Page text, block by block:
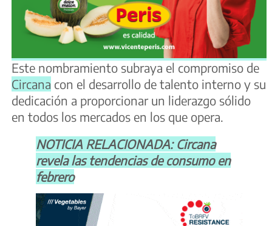
Este nombramiento subraya el compromiso de
Circana con el desarrollo de talento interno y su
dedicación a proporcionar un liderazgo sólido
en todos los mercados en los que opera.
NOTICIA RELACIONADA: Circana
revela las tendencias de consumo en
febrero